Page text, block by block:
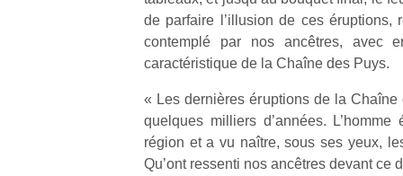
de parfaire l’illusion de ces éruptions,
contemplé par nos ancêtres, avec
caractéristique de la Chaîne des Puys.
« Les dernières éruptions de la
quelques milliers d’années.
région et a vu naître, sous ses yeux,
Qu’ont ressenti nos ancêtres devant ce